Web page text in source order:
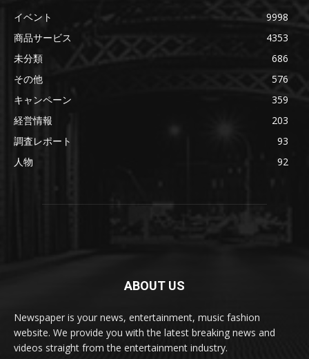
イベント
9998
商品サービス
4353
未分類
686
その他
576
キャンペーン
359
経営情報
203
調査レポート
93
人物
92
ABOUT US
Newspaper is your news, entertainment, music fashion
website. We provide you with the latest breaking news and
videos straight from the entertainment industry.